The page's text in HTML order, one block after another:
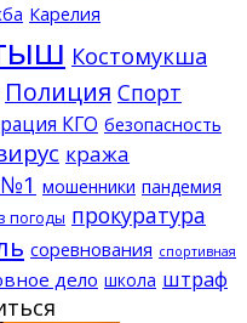
Карелия
Костомукша
Полиция Спорт
КГО безопасность
кража
мошенники пандемия
погоды прокуратура
соревнования спортивная
дело школа штраф